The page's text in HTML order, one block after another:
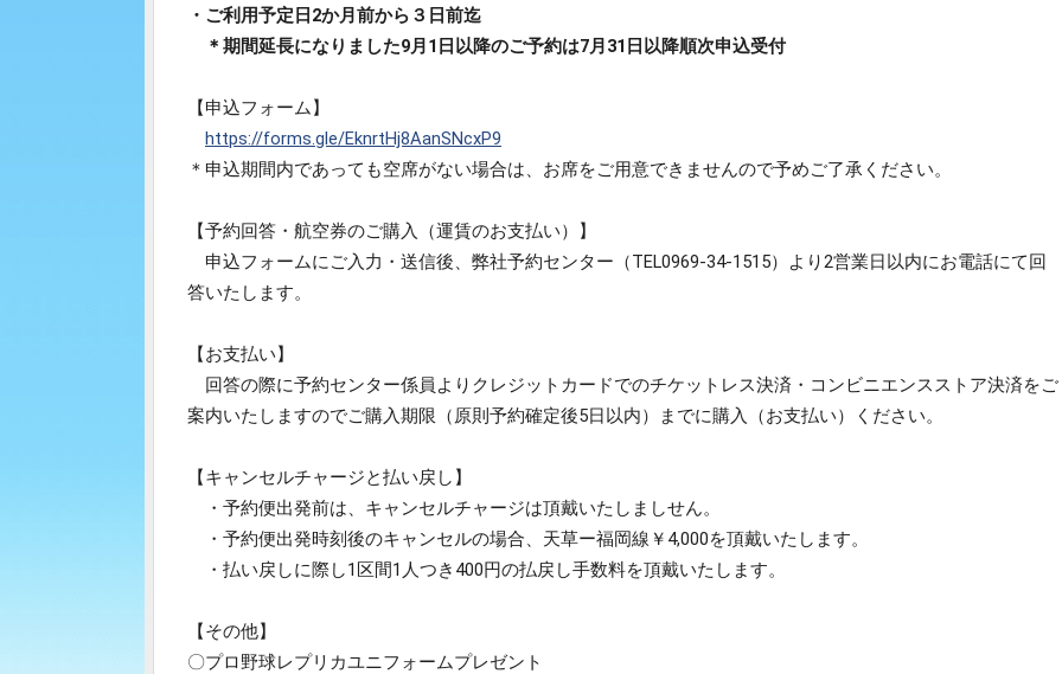
・ご利用予定日2か月前から３日前迄
＊期間延長になりました9月1日以降のご予約は7月31日以降順次申込受付
【申込フォーム】
https://forms.gle/EknrtHj8AanSNcxP9
＊申込期間内であっても空席がない場合は、お席をご用意できませんので予めご了承ください。
【予約回答・航空券のご購入（運賃のお支払い）】
申込フォームにご入力・送信後、弊社予約センター（TEL0969-34-1515）より2営業日以内にお電話にて回
答いたします。
【お支払い】
回答の際に予約センター係員よりクレジットカードでのチケットレス決済・コンビニエンスストア決済をご
案内いたしますのでご購入期限（原則予約確定後5日以内）までに購入（お支払い）ください。
【キャンセルチャージと払い戻し】
・予約便出発前は、キャンセルチャージは頂戴いたしましせん。
・予約便出発時刻後のキャンセルの場合、天草ー福岡線￥4,000を頂戴いたします。
・払い戻しに際し1区間1人つき400円の払戻し手数料を頂戴いたします。
【その他】
〇プロ野球レプリカユニフォームプレゼント